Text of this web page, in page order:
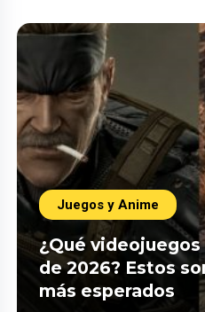
Juegos y Anime
¿Qué
de 2026? Estos
más esperados